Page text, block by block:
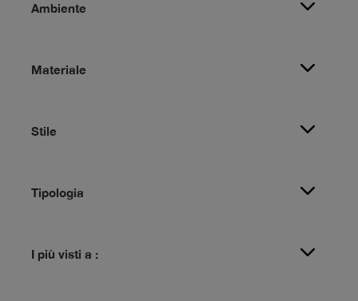
Ambiente
Materiale
Stile
Tipologia
I più visti a :